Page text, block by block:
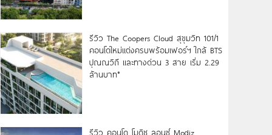
รีวิว The Coopers Cloud สุขุมวิท 101/1
คอนโดใหม่แต่งครบพร้อมเฟอร์ฯ ใกล้ BTS
ปุณณวิถี และทางด่วน 3 สาย เริ่ม 2.29
ล้านบาท*
รีวิว คอนโด โมดิซ ลอนซ์ Modiz